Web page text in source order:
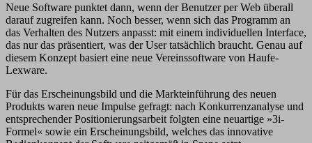
Neue Software punktet dann, wenn der Benutzer per Web überall
darauf zugreifen kann. Noch besser, wenn sich das Programm an
das Verhalten des Nutzers anpasst: mit einem individuellen Interface,
das nur das präsentiert, was der User tatsächlich braucht. Genau auf
diesem Konzept basiert eine neue Vereinssoftware von Haufe-
Lexware.
Für das Erscheinungsbild und die Markteinführung des neuen
Produkts waren neue Impulse gefragt: nach Konkurrenzanalyse und
entsprechender Positionierungsarbeit folgten eine neuartige »3i-
Formel« sowie ein Erscheinungsbild, welches das innovative